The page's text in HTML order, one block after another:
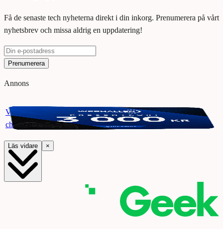
Få de senaste tech nyheterna direkt i din inkorg. Prenumerera på vårt
nyhetsbrev och missa aldrig en uppdatering!
Prenumerera
Annons
Vinn ett presentkort på Webhallen. Delta i vår giveaway för
chansen att vinna 3000 kr.
Läs vidare ×